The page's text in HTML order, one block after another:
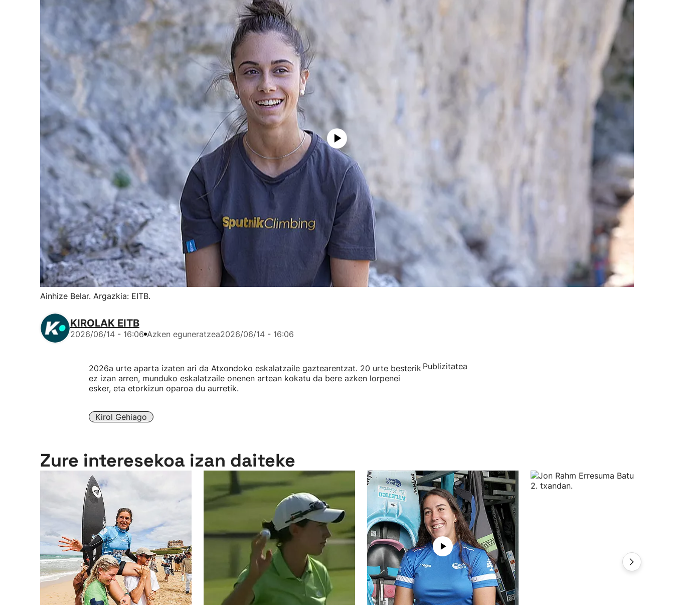
Ainhize Belar. Argazkia: EITB.
KIROLAK EITB
2026/06/14 - 16:06 Azken eguneratzea2026/06/14 - 16:06
2026a urte aparta izaten ari da Atxondoko eskalatzaile gaztearentzat. 20 urte besterik
ez izan arren, munduko eskalatzaile onenen artean kokatu da bere azken lorpenei
esker, eta etorkizun oparoa du aurretik.
Kirol Gehiago
Publizitatea
Zure interesekoa izan daiteke